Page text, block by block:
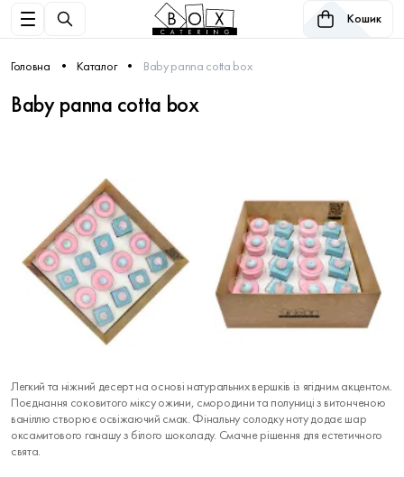
Кошик
Головна Каталог Baby panna cotta box
Baby panna cotta box
Легкий та ніжний десерт на основі натуральних вершків із ягідним акцентом.
Поєднання соковитого міксу ожини, смородини та полуниці з витонченою
ваніллю створює освіжаючий смак. Фінальну солодку ноту додає шар
оксамитового ганашу з білого шоколаду. Смачне рішення для естетичного
свята.